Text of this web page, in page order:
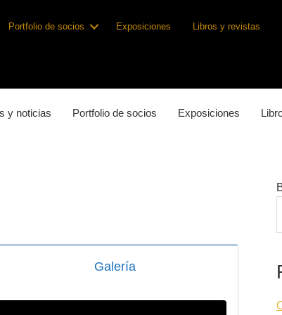
Portfolio de socios Exposiciones Libros y revistas
y noticias Portfolio de socios Exposiciones
Galería